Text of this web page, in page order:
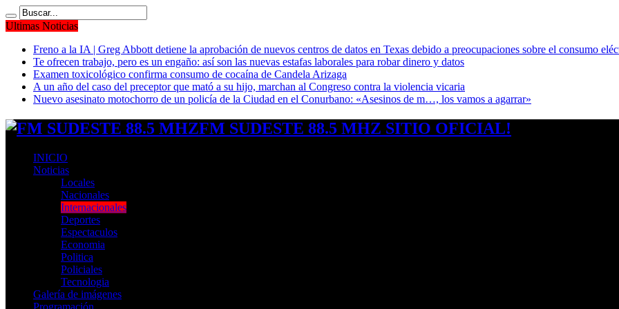
Ultimas Noticias
Freno a la IA | Greg Abbott detiene la aprobación de nuevos centros de datos en Texas debido a preocupaciones sobre el consumo
Te ofrecen trabajo, pero es un engaño: así son las nuevas estafas laborales para robar dinero y datos
Examen toxicológico confirma consumo de cocaína de Candela Arizaga
A un año del caso del preceptor que mató a su hijo, marchan al Congreso contra la violencia vicaria
Nuevo asesinato motochorro de un policía de la Ciudad en el Conurbano: «Asesinos de m…, los vamos a agarrar»
FM SUDESTE 88.5 MHZ SITIO OFICIAL!
INICIO
Noticias
Locales
Nacionales
Internacionales
Deportes
Espectaculos
Economia
Politica
Policiales
Tecnologia
Galería de imágenes
Programación